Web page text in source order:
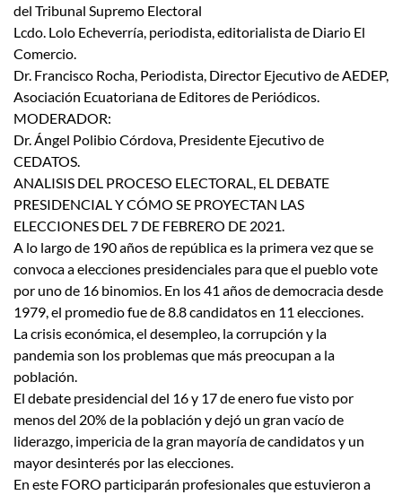
del Tribunal Supremo Electoral
Lcdo. Lolo Echeverría, periodista, editorialista de Diario El
Comercio.
Dr. Francisco Rocha, Periodista, Director Ejecutivo de AEDEP,
Asociación Ecuatoriana de Editores de Periódicos.
MODERADOR:
Dr. Ángel Polibio Córdova, Presidente Ejecutivo de
CEDATOS.
ANALISIS DEL PROCESO ELECTORAL, EL DEBATE
PRESIDENCIAL Y CÓMO SE PROYECTAN LAS
ELECCIONES DEL 7 DE FEBRERO DE 2021.
A lo largo de 190 años de república es la primera vez que se
convoca a elecciones presidenciales para que el pueblo vote
por uno de 16 binomios. En los 41 años de democracia desde
1979, el promedio fue de 8.8 candidatos en 11 elecciones.
La crisis económica, el desempleo, la corrupción y la
pandemia son los problemas que más preocupan a la
población.
El debate presidencial del 16 y 17 de enero fue visto por
menos del 20% de la población y dejó un gran vacío de
liderazgo, impericia de la gran mayoría de candidatos y un
mayor desinterés por las elecciones.
En este FORO participarán profesionales que estuvieron a